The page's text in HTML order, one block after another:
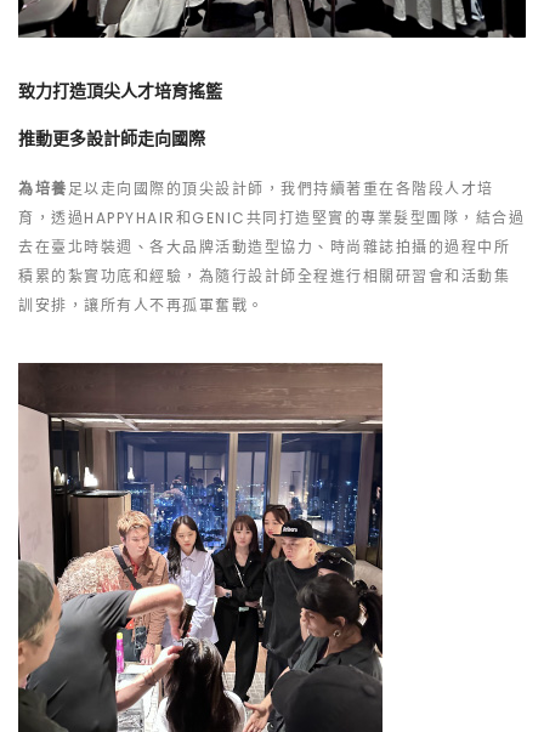
致力打造頂尖人才培育搖籃
推動更多設計師走向國際
為培養足以走向國際的頂尖設計師，我們持續著重在各階段人才培
育，透過HAPPYHAIR和GENIC共同打造堅實的專業髮型團隊，結合過
去在臺北時裝週、各大品牌活動造型協力、時尚雜誌拍攝的過程中所
積累的紮實功底和經驗，為隨行設計師全程進行相關研習會和活動集
訓安排，讓所有人不再孤軍奮戰。